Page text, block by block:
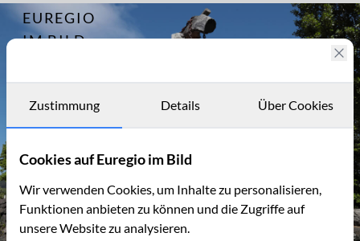
EUREGIO
IM BILD
Archiv
Kontakt
Archiv
14280
von Mendig
Zustimmung Details Über Cookies
Cookies auf Euregio im Bild
Wir verwenden Cookies, um Inhalte zu personalisieren,
Funktionen anbieten zu können und die Zugriffe auf
unsere Website zu analysieren.